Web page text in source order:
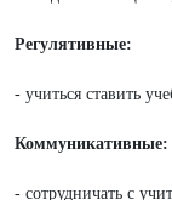
Регулятивные:
- учиться ставить
Коммуникативные:
- сотрудничать с